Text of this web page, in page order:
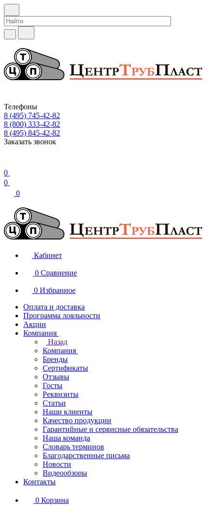
Телефоны
8 (495) 745-42-82
8 (800) 333-42-82
8 (495) 845-42-82
Заказать звонок
0
0
0
Кабинет
0 Сравнение
0 Избранное
Оплата и доставка
Программа лояльности
Акции
Компания
Назад
Компания
Бренды
Сертификаты
Отзывы
Госты
Реквизиты
Статьи
Наши клиенты
Качество продукции
Гарантийные и сервисные обязательства
Наша команда
Словарь терминов
Благодарственные письма
Новости
Видеообзоры
Контакты
0 Корзина